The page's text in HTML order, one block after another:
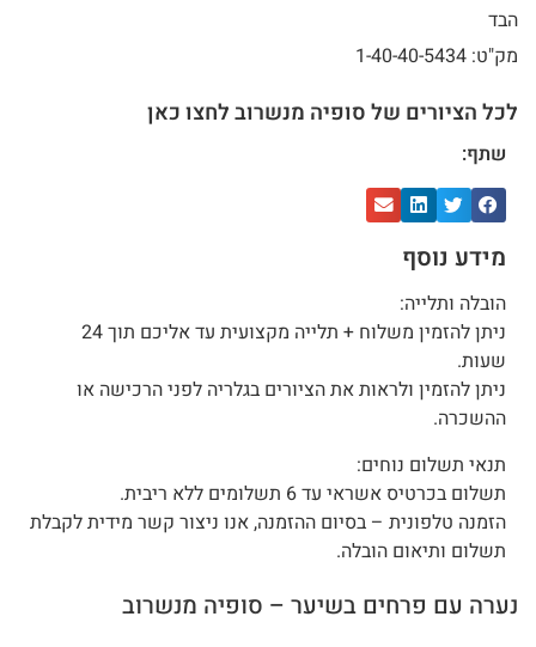
הבד
מק"ט: 1-40-40-5434
לכל הציורים של סופיה מנשרוב לחצו כאן
שתף:
מידע נוסף
הובלה ותלייה:
ניתן להזמין משלוח + תלייה מקצועית עד אליכם תוך 24
שעות.
ניתן להזמין ולראות את הציורים בגלריה לפני הרכישה או
ההשכרה.
תנאי תשלום נוחים:
תשלום בכרטיס אשראי עד 6 תשלומים ללא ריבית.
הזמנה טלפונית – בסיום ההזמנה, אנו ניצור קשר מידית לקבלת
תשלום ותיאום הובלה.
נערה עם פרחים בשיער – סופיה מנשרוב